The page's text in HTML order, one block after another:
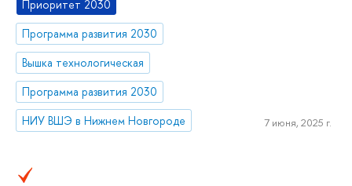
Приоритет 2030
Программа развития 2030
Вышка технологическая
Программа развития 2030
НИУ ВШЭ в Нижнем Новгороде
7 июня, 2025 г.